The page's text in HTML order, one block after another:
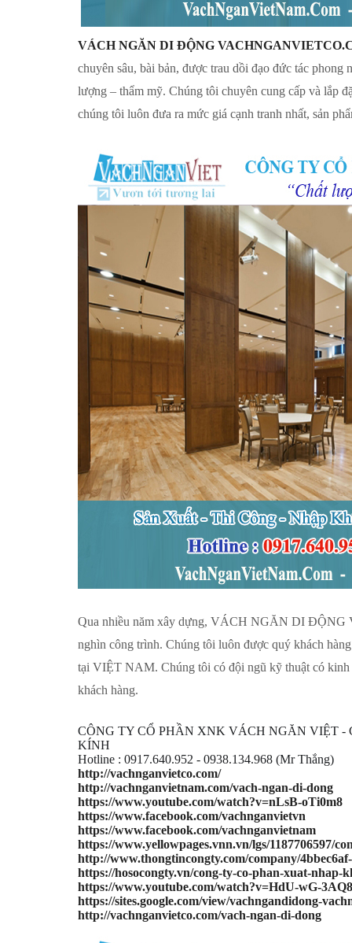
VÁCH NGĂN DI ĐỘNG
chuyên sâu, bài bản, được trau dồi đạo đức tác phong
lượng – thẩm mỹ. Chúng tôi chuyên cung cấp và lắp
chúng tôi luôn đưa ra mức giá cạnh tranh nhất, sản
Qua nhiều năm xây dựng, VÁCH NGĂN DI
nghìn công trình. Chúng tôi luôn được quý khách
tại VIỆT NAM. Chúng tôi có đội ngũ kỹ thuật có kinh
khách hàng.
CÔNG TY CỔ PHẦN XNK VÁCH NGĂN VIỆT -
KÍNH
Hotline : 0917.640.952 - 0938.134.968 (Mr Thắng)
http://vachnganvietco.com/
http://vachnganvietnam.com/vach-ngan-di-dong
https://www.youtube.com/watch?v=nLsB-oTi0m8
https://www.facebook.com/vachnganvietvn
https://www.facebook.com/vachnganvietnam
https://www.yellowpages.vnn.vn/lgs/1187706597/
http://www.thongtincongty.com/company/
https://hosocongty.vn/cong-ty-co-phan-xuat-nhap-
https://www.youtube.com/watch?v=HdU-wG-3AQ8
https://sites.google.com/view/vachngandidong-
http://vachnganvietco.com/vach-ngan-di-dong